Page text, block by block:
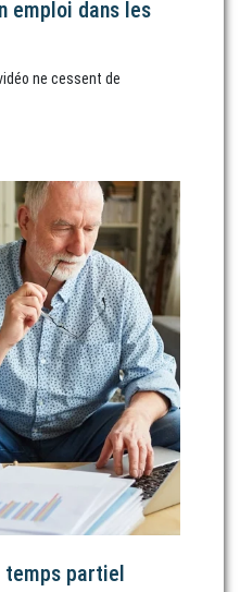
emploi dans les
ne cessent de
temps partiel